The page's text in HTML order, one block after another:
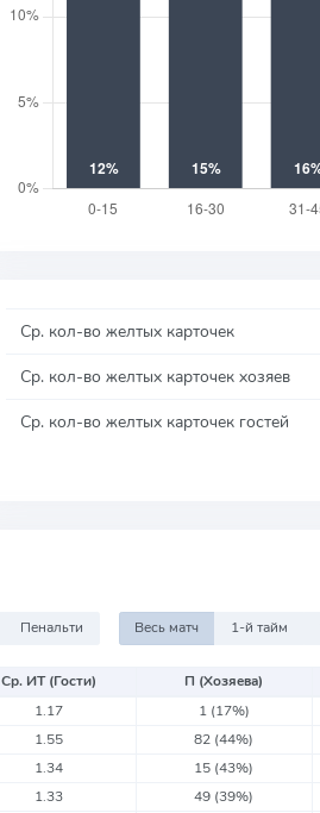
Ср. кол-во желтых карточек
Ср. кол-во желтых карточек хозяев
Ср. кол-во желтых карточек гостей
Пенальти Весь матч 1-й тайм
Ср. ИТ (Гости) П (Хозяева)
1.17 1 (17%)
1.55 82 (44%)
1.34 15 (43%)
1.33 49 (39%)